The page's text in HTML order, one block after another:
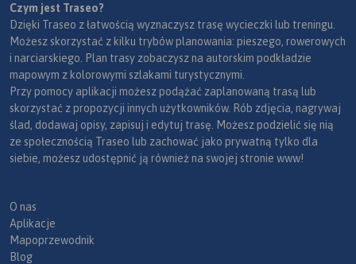
Czym jest Traseo?
Dzięki Traseo z łatwością wyznaczysz trasę wycieczki lub treningu.
Możesz skorzystać z kilku trybów planowania: pieszego, rowerowych
i narciarskiego. Plan trasy zobaczysz na autorskim podkładzie
mapowym z kolorowymi szlakami turystycznymi.
Przy pomocy aplikacji możesz podążać zaplanowaną trasą lub
skorzystać z propozycji innych użytkowników. Rób zdjęcia, nagrywaj
ślad, dodawaj opisy, zapisuj i edytuj trasę. Możesz podzielić się nią
ze społecznością Traseo lub zachować jako prywatną tylko dla
siebie, możesz udostępnić ją również na swojej stronie www!
O nas
Aplikacje
Mapoprzewodnik
Blog